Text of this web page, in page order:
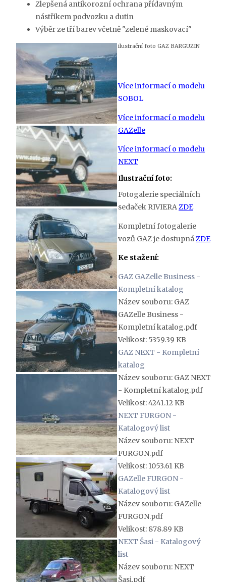
Zlepšená antikorozní ochrana přídavným
nástřikem podvozku a dutin
Výběr ze tří barev včetně "zelené maskovací"
ilustrační foto GAZ BARGUZIN
Více informací o modelu
SOBOL
Více informací o modelu
GAZelle
Více informací o modelu
NEXT
Ilustrační foto:
Fotogalerie speciálních
sedaček RIVIERAZDE
Kompletní fotogalerie
vozů GAZ je dostupná ZDE
Ke stažení:
GAZ GAZelle Business -
Kompletní katalog
Název souboru: GAZ
GAZelle Business -
Kompletní katalog.pdf
Velikost: 5359.39 KB
GAZ NEXT - Kompletní
katalog
Název souboru: GAZ NEXT
- Kompletní katalog.pdf
Velikost: 4241.12 KB
NEXT FURGON -
Katalogový list
Název souboru: NEXT
FURGON.pdf
Velikost: 1053.61 KB
GAZelle FURGON -
Katalogový list
Název souboru: GAZelle
FURGON.pdf
Velikost: 878.89 KB
NEXT Šasi - Katalogový
list
Název souboru: NEXT
Šasi.pdf